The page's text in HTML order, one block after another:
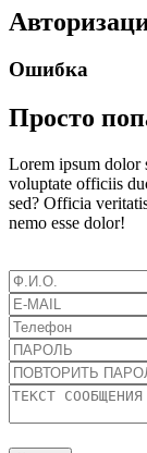
Ошибка
Просто
Lorem ipsum dolor
voluptate officiis
sed? Officia
nemo esse dolor!